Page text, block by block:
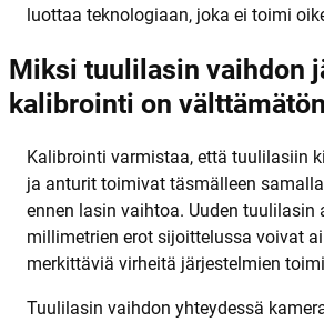
luottaa teknologiaan, joka ei toimi
Miksi tuulilasin vaihdon
kalibrointi on
Kalibrointi varmistaa, että tuulilasiin
ja anturit toimivat täsmälleen
ennen lasin vaihtoa. Uuden tuulilasin
millimetrien erot sijoittelussa voivat
merkittäviä virheitä järjestelmien
Tuulilasin vaihdon yhteydessä